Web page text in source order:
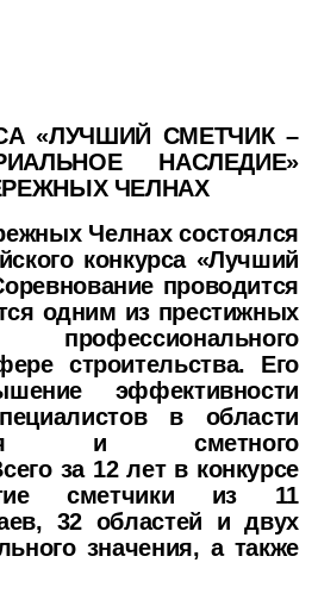
«ЛУЧШИЙ СМЕТЧИК –
НАСЛЕДИЕ»
ЧЕЛНАХ
Челнах состоялся
конкурса «Лучший
проводится
одним из престижных
строительства. Его
эффективности
в области
и сметного
за 12 лет в конкурсе
сметчики из 11
32 областей и двух
значения, а также